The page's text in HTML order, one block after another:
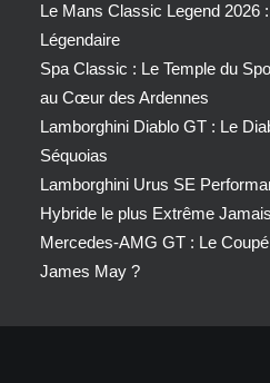
Le Mans Classic Legend 2026
Légendaire
Spa Classic : Le Temple du
au Cœur des Ardennes
Lamborghini Diablo GT : Le
Séquoias
Lamborghini Urus SE
Hybride le plus Extrême
Mercedes-AMG GT : Le
James May ?